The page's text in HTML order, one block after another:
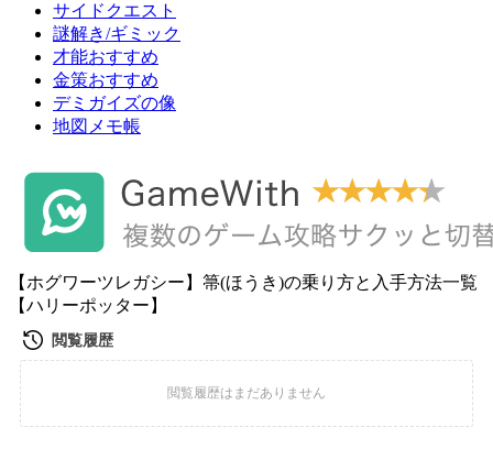
サイドクエスト
謎解き/ギミック
才能おすすめ
金策おすすめ
デミガイズの像
地図メモ帳
【ホグワーツレガシー】箒(ほうき)の乗り方と入手方法一覧
【ハリーポッター】